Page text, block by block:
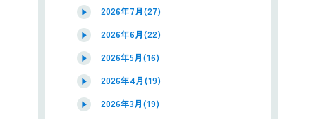
2026年7月(27)
2026年6月(22)
2026年5月(16)
2026年4月(19)
2026年3月(19)